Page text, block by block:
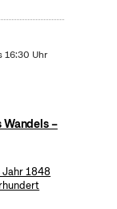
16:30 Uhr
–
Jahr 1848